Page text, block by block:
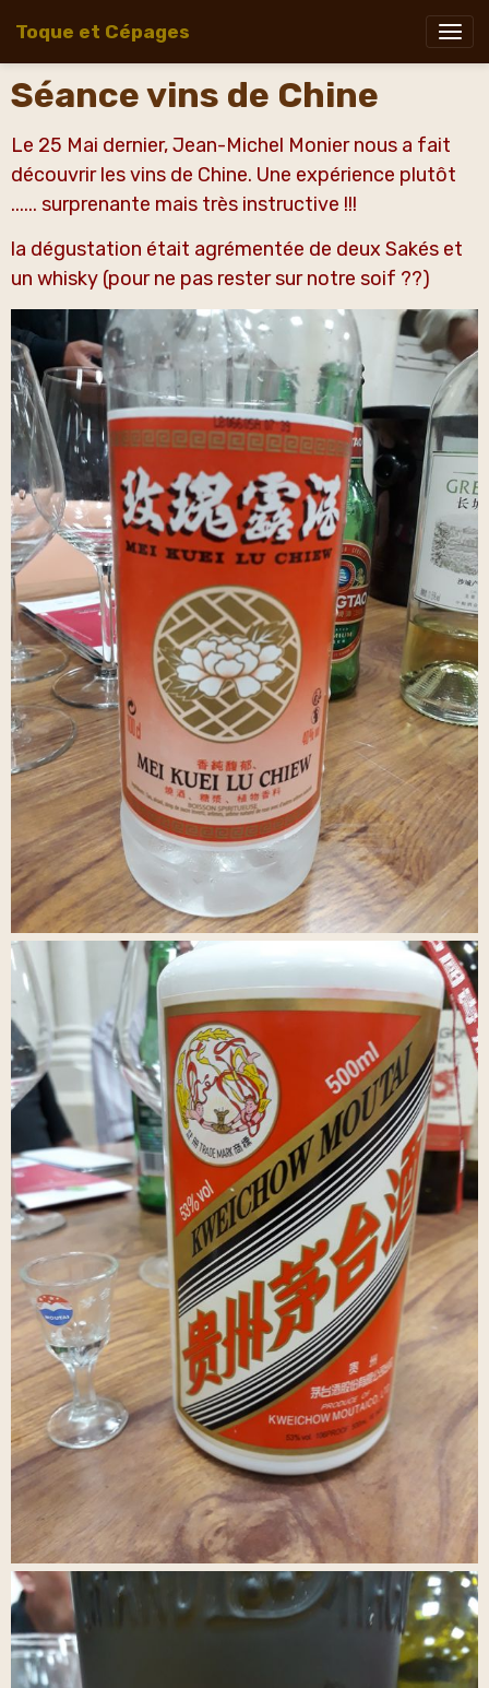
Toque et Cépages
Séance vins de Chine
Le 25 Mai dernier, Jean-Michel Monier nous a fait
découvrir les vins de Chine. Une expérience plutôt
...... surprenante mais très instructive !!!
la dégustation était agrémentée de deux Sakés et
un whisky (pour ne pas rester sur notre soif ??)